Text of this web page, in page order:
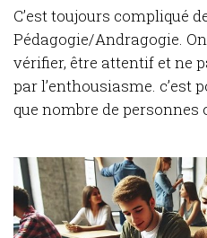
C’est toujours compliqué
Pédagogie/Andragogie.
vérifier, être attentif et ne
par l’enthousiasme. c’est
que nombre de personnes